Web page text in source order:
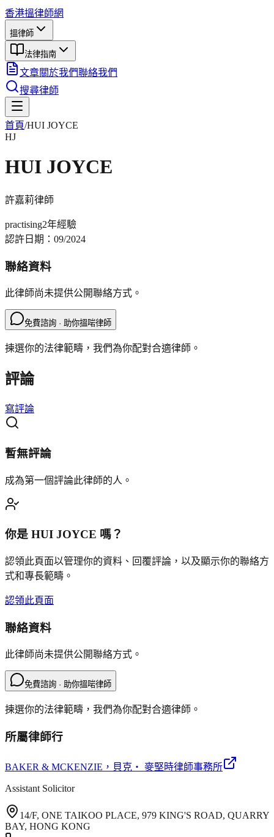
香港搵律師網
搵律師
法律指南
文章關於我們聯絡我們
搜尋律師
首頁/HUI JOYCE
HJ
HUI JOYCE
許嘉莉律師
practising2年經驗
認許日期： 09/2024
聯絡資料
此律師尚未提供公開聯絡方式。
免費諮詢 · 助你搵啱律師
揀選你的法律範疇，我們為你配對合適律師。
評論
寫評論
暫無評論
成為第一個評論此律師的人。
你是 HUI JOYCE 嗎？
認領此頁面以管理你的資料、回覆評論，以及顯示你的聯絡方
式和專長範疇。
認領此頁面
聯絡資料
此律師尚未提供公開聯絡方式。
免費諮詢 · 助你搵啱律師
揀選你的法律範疇，我們為你配對合適律師。
所屬律師行
BAKER & MCKENZIE ，貝克‧ 麥堅時律師事務所
Assistant Solicitor
14/F, ONE TAIKOO PLACE, 979 KING'S ROAD, QUARRY
BAY, HONG KONG